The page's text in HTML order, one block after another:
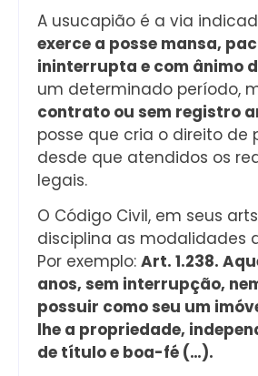
A usucapião é a via
exerce a posse mansa,
ininterrupta e com ânimo
um determinado período,
contrato ou sem registro
posse que cria o direito de
desde que atendidos os
legais.
O Código Civil, em seus
disciplina as modalidades
Por exemplo: Art. 1.238.
anos, sem interrupção,
possuir como seu um
lhe a propriedade,
de título e boa-fé (…).